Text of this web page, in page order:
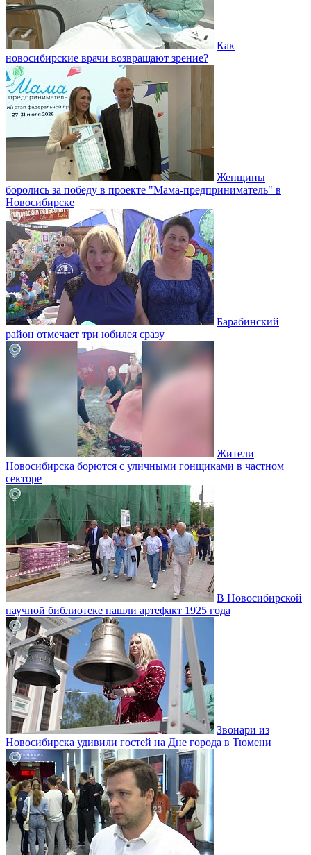
Как
новосибирские врачи возвращают зрение?
Женщины
боролись за победу в проекте "Мама-предприниматель" в
Новосибирске
Барабинский
район отмечает три юбилея сразу
Жители
Новосибирска борются с уличными гонщиками в частном
секторе
В Новосибирской
научной библиотеке нашли артефакт 1925 года
Звонари из
Новосибирска удивили гостей на Дне города в Тюмени